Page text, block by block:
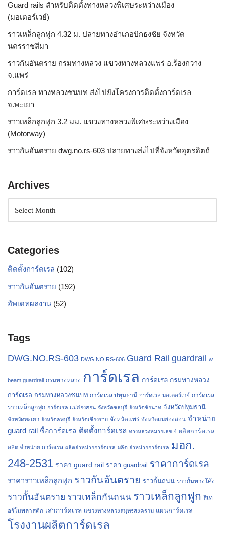
Guard rails สำหรับติดตั้งทางหลวงพิเศษระหว่างเมือง
(มอเตอร์เวย์)
ราวเหล็กลูกฟูก 4.32 ม. ปลายทางอำเภอปักธงชัย จังหวัด
นครราชสีมา
ราวกันอันตราย กรมทางหลวง แขวงทางหลวงแพร่ อ.ร้องกวาง
จ.แพร่
การ์ดเรล ทางหลวงชนบท ส่งไปยังโครงการติดตั้งการ์ดเรล
จ.พะเยา
ราวเหล็กลูกฟูก 3.2 มม. แขวงทางหลวงพิเศษระหว่างเมือง
(Motorway)
ราวกันอันตราย dwg.no.rs-603 ปลายทางส่งไปที่จังหวัดอุตรดิตถ์
Archives
Categories
ติดตั้งการ์ดเรล (102)
ราวกันอันตราย (192)
อัพเดทผลงาน (52)
Tags
DWG.NO.RS-603 DWG.NO.RS-606 Guard Rail guardrail w
beam guardrail กรมทางหลวง การ์ดเรล การ์ดเรล กรมทางหลวง
การ์ดเรล กรมทางหลวงชนบท การ์ดเรล ปทุมธานี การ์ดเรล มอเตอร์เวย์ การ์ดเรล
ราวเหล็กลูกฟูก การ์ดเรล แม่ฮ่องสอน จังหวัดชลบุรี จังหวัดชัยนาท จังหวัดปทุมธานี
จังหวัดพะเยา จังหวัดลพบุรี จังหวัดเชียงราย จังหวัดแพร่ จังหวัดแม่ฮ่องสอน จำหน่าย
guard rail ซื้อการ์ดเรล ติดตั้งการ์ดเรล ทางหลวงหมายเลข 4 ผลิตการ์ดเรล
ผลิต จำหน่าย การ์ดเรล ผลิตจำหน่ายการ์ดเรล ผลิต จำหน่ายการ์ดเรล มอก.
248-2531 ราคา guard rail ราคา guardrail ราคาการ์ดเรล
ราคาราวเหล็กลูกฟูก ราวกันอันตราย ราวกั้นถนน ราวกั้นทางโค้ง
ราวกั้นอันตราย ราวเหล็กกันถนน ราวเหล็กลูกฟูก สีเท
อร์โมพลาสติก เสาการ์ดเรล แขวงทางหลวงสมุทรสงคราม แผ่นการ์ดเรล
โรงงานผลิตการ์ดเรล